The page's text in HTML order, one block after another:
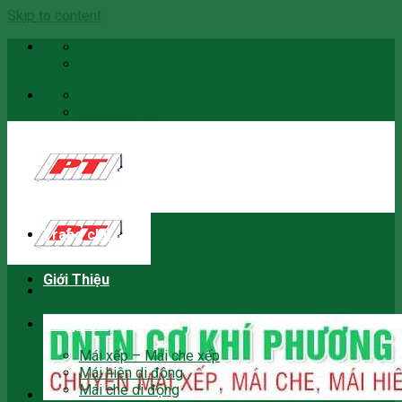
Skip to content
Trang chủ
Giới Thiệu
Sản phẩm
Mái xếp – Mái che xếp
Mái hiên di động
Mái che di động